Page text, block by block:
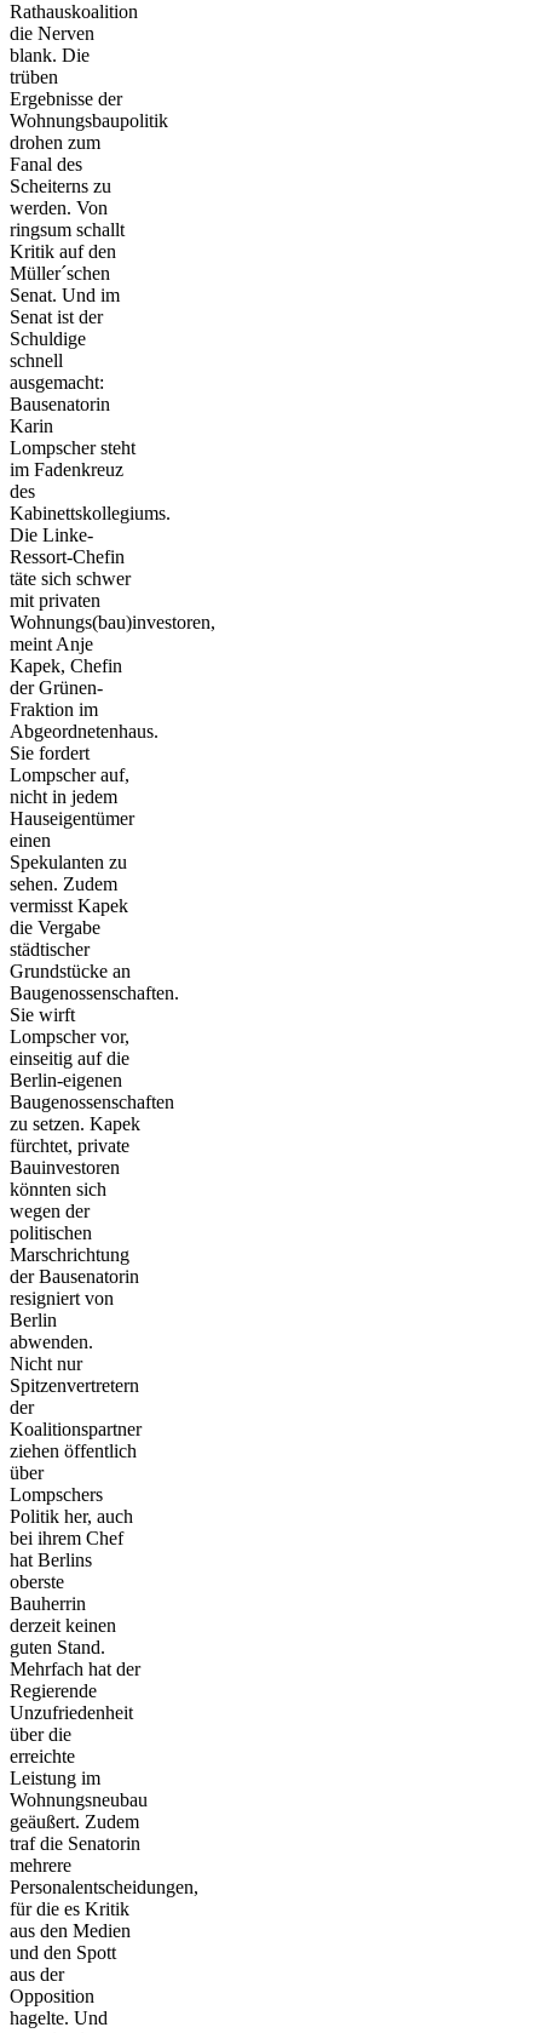
Rathauskoalition
die Nerven
blank. Die
trüben
Ergebnisse der
Wohnungsbaupolitik
drohen zum
Fanal des
Scheiterns zu
werden. Von
ringsum schallt
Kritik auf den
Müller´schen
Senat. Und im
Senat ist der
Schuldige
schnell
ausgemacht:
Bausenatorin
Karin
Lompscher steht
im Fadenkreuz
des
Kabinettskollegiums.
Die Linke-
Ressort-Chefin
täte sich schwer
mit privaten
Wohnungs(bau)investoren,
meint Anje
Kapek, Chefin
der Grünen-
Fraktion im
Abgeordnetenhaus.
Sie fordert
Lompscher auf,
nicht in jedem
Hauseigentümer
einen
Spekulanten zu
sehen. Zudem
vermisst Kapek
die Vergabe
städtischer
Grundstücke an
Baugenossenschaften.
Sie wirft
Lompscher vor,
einseitig auf die
Berlin-eigenen
Baugenossenschaften
zu setzen. Kapek
fürchtet, private
Bauinvestoren
könnten sich
wegen der
politischen
Marschrichtung
der Bausenatorin
resigniert von
Berlin
abwenden.
Nicht nur
Spitzenvertretern
der
Koalitionspartner
ziehen öffentlich
über
Lompschers
Politik her, auch
bei ihrem Chef
hat Berlins
oberste
Bauherrin
derzeit keinen
guten Stand.
Mehrfach hat der
Regierende
Unzufriedenheit
über die
erreichte
Leistung im
Wohnungsneubau
geäußert. Zudem
traf die Senatorin
mehrere
Personalentscheidungen,
für die es Kritik
aus den Medien
und den Spott
aus der
Opposition
hagelte. Und